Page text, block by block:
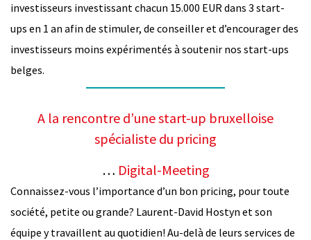
investisseurs investissant chacun 15.000 EUR dans 3 start-
ups en 1 an afin de stimuler, de conseiller et d’encourager des
investisseurs moins expérimentés à soutenir nos start-ups
belges.
A la rencontre d’une start-up bruxelloise
spécialiste du pricing
… Digital-Meeting
Connaissez-vous l’importance d’un bon pricing, pour toute
société, petite ou grande? Laurent-David Hostyn et son
équipe y travaillent au quotidien! Au-delà de leurs services de